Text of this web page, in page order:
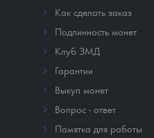
Как сделать заказ
Подлинность монет
Клуб ЗМД
Гарантии
Выкуп монет
Вопрос - ответ
Памятка для работы